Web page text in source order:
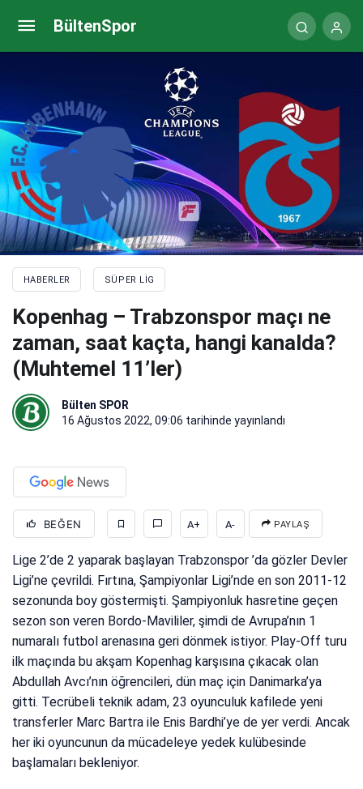
BültenSpor
HABERLER SÜPER LIG
Kopenhag – Trabzonspor maçı ne
zaman, saat kaçta, hangi kanalda?
(Muhtemel 11’ler)
Bülten SPOR
16 Ağustos 2022, 09:06 tarihinde yayınlandı
BEĞEN A+ A- PAYLAŞ
Lige 2’de 2 yaparak başlayan Trabzonspor ’da gözler Devler
Ligi’ne çevrildi. Fırtına, Şampiyonlar Ligi’nde en son 2011-12
sezonunda boy göstermişti. Şampiyonluk hasretine geçen
sezon son veren Bordo-Mavililer, şimdi de Avrupa’nın 1
numaralı futbol arenasına geri dönmek istiyor. Play-Off turu
ilk maçında bu akşam Kopenhag karşısına çıkacak olan
Abdullah Avcı’nın öğrencileri, dün maç için Danimarka’ya
gitti. Tecrübeli teknik adam, 23 oyunculuk kafilede yeni
transferler Marc Bartra ile Enis Bardhi’ye de yer verdi. Ancak
her iki oyuncunun da mücadeleye yedek kulübesinde
başlamaları bekleniyor.
Son dakika Galatasaray haberi! Domenec Torrent
sarı kırmızılıları FIFA’ya şikayet etti